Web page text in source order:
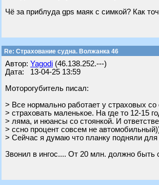
Чё за приблуда gps маяк с симкой? Как
Re: Страхование судна. Волжанка 46
Автор: Yagodi (46.138.252.---)
Дата: 13-04-25 13:59
Моторогубитель писал:
> Все нормально работает у страховых
> страховать маленькое. На где то 12-15
> ляма, и нюансы со стоянкой. И
> ссно процент совсем не
> Сейчас я думаю что планку подняли для
Звонил в ингос.... От 20 млн. должно быть